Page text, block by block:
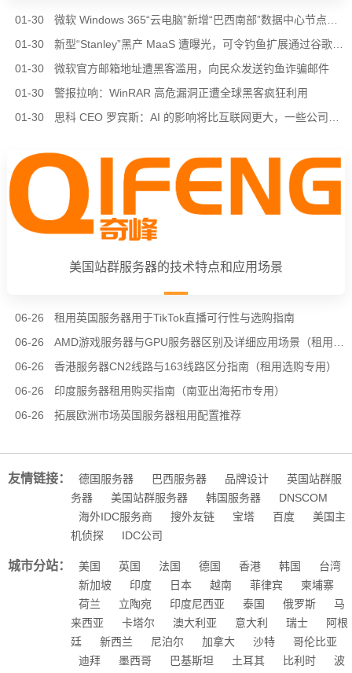
01-30
01-30
新型“Stanley”黑产 MaaS 遭曝光，可令钓鱼扩展通过谷歌 Chrome 商店审核
01-30
微软官方邮箱地址遭黑客滥用，向民众发送钓鱼诈骗邮件
01-30
警报拉响：WinRAR 高危漏洞正遭全球黑客疯狂利用
01-30
美国站群服务器的技术特点和应用场景
06-26
租用英国服务器用于TikTok直播可行性与选购指南
06-26
06-26
香港服务器CN2线路与163线路区分指南（租用选购专用）
06-26
印度服务器租用购买指南（南亚出海拓市专用）
06-26
拓展欧洲市场英国服务器租用配置推荐
友情链接： 德国服务器 巴西服务器 品牌设计
英国站群服
务器
美国站群服务器 韩国服务器
DNSCOM
海外IDC服务商
搜外友链 宝塔 百度
美国主
机侦探
IDC公司
城市分站： 美国 英国 法国 德国 香港 韩国
台湾
新加坡
印度 日本 越南 菲律宾
柬埔寨
荷兰
立陶宛 印度尼西亚 泰国 俄罗斯
马
来西亚
卡塔尔 澳大利亚 意大利 瑞士
阿根
廷
新西兰 尼泊尔 加拿大 沙特
哥伦比亚
迪拜
墨西哥 巴基斯坦 土耳其 比利时
波